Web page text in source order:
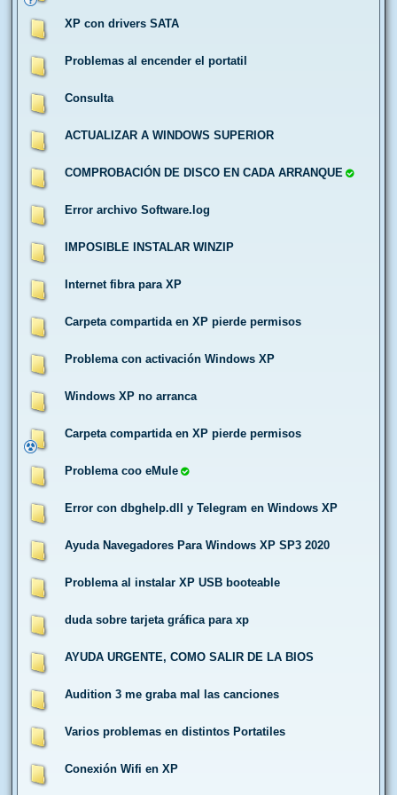
XP con drivers SATA
Problemas al encender el portatil
Consulta
ACTUALIZAR A WINDOWS SUPERIOR
COMPROBACIÓN DE DISCO EN CADA ARRANQUE
Error archivo Software.log
IMPOSIBLE INSTALAR WINZIP
Internet fibra para XP
Carpeta compartida en XP pierde permisos
Problema con activación Windows XP
Windows XP no arranca
Carpeta compartida en XP pierde permisos
Problema coo eMule
Error con dbghelp.dll y Telegram en Windows XP
Ayuda Navegadores Para Windows XP SP3 2020
Problema al instalar XP USB booteable
duda sobre tarjeta gráfica para xp
AYUDA URGENTE, COMO SALIR DE LA BIOS
Audition 3 me graba mal las canciones
Varios problemas en distintos Portatiles
Conexión Wifi en XP